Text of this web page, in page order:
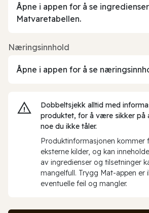
Åpne i appen for å se
Matvaretabellen.
Næringsinnhold
Åpne i appen for å se
Dobbeltsjekk alltid med
produktet, for å være sikker på
noe du ikke tåler.
Produktinformasjonen kommer
eksterne kilder, og kan
av ingredienser og tilsetninger
mangelfull. Trygg Mat-appen er
eventuelle feil og mangler.